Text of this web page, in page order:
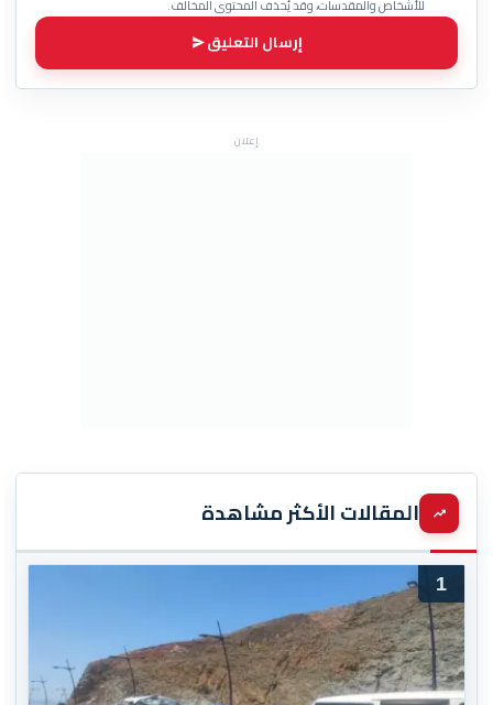
للأشخاص والمقدسات، وقد يُحذف المحتوى المخالف.
إرسال التعليق
إعلان
المقالات الأكثر مشاهدة
1